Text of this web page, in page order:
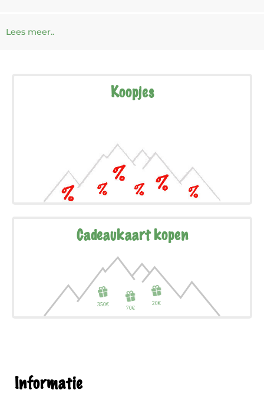
Lees meer..
Koopjes
Cadeaukaart kopen
Informatie